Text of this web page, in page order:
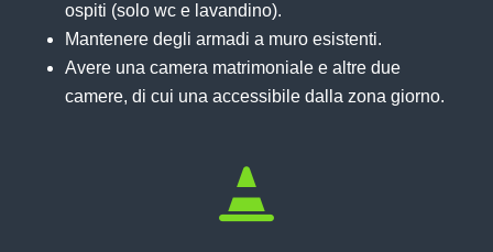
ospiti (solo wc e lavandino).
Mantenere degli armadi a muro esistenti.
Avere una camera matrimoniale e altre due
camere, di cui una accessibile dalla zona giorno.
